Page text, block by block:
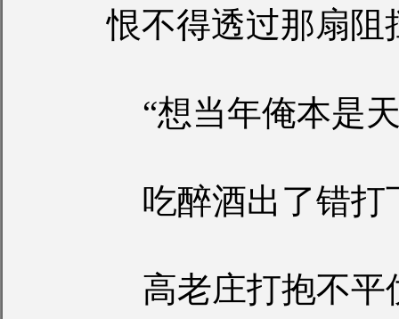
恨不得透过那扇阻
“想当年俺本是
吃醉酒出了错打
高老庄打抱不平